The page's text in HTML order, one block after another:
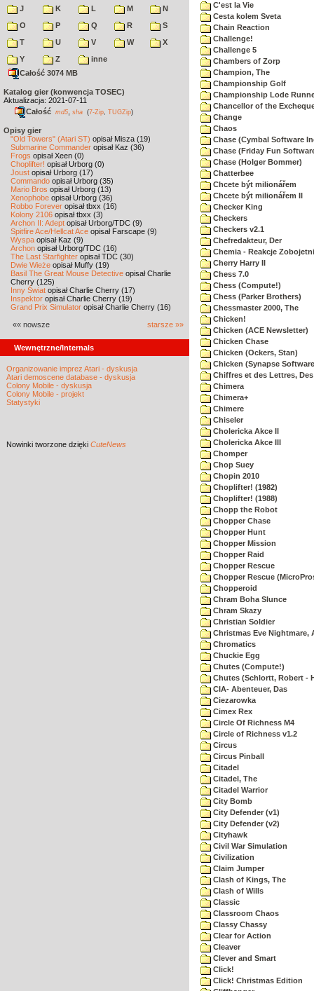
J
K L M
N
O
P Q R
S
T
U V W
X
Y
Z
inne
Całość 3074 MB
Katalog gier (konwencja TOSEC)
Aktualizacja: 2021-07-11
Całość md5 sha (7-Zip TUGZip)
Opisy gier
"Old Towers" (Atari ST) opisał Misza (19)
Submarine Commander opisał Kaz (36)
Frogs opisał Xeen (0)
Choplifter! opisał Urborg (0)
Joust opisał Urborg (17)
Commando opisał Urborg (35)
Mario Bros opisał Urborg (13)
Xenophobe opisał Urborg (36)
Robbo Forever opisał tbxx (16)
Kolony 2106 opisał tbxx (3)
Archon II: Adept opisał Urborg/TDC (9)
Spitfire Ace/Hellcat Ace opisał Farscape (9)
Wyspa opisał Kaz (9)
Archon opisał Urborg/TDC (16)
The Last Starfighter opisał TDC (30)
Dwie Wieże opisał Muffy (19)
Basil The Great Mouse Detective opisał Charlie
Cherry (125)
Inny Świat opisał Charlie Cherry (17)
Inspektor opisał Charlie Cherry (19)
Grand Prix Simulator opisał Charlie Cherry (16)
«« nowsze starsze »»
Wewnętrzne/Internals
Organizowanie imprez Atari - dyskusja
Atari demoscene database - dyskusja
Colony Mobile - dyskusja
Colony Mobile - projekt
Statystyki
Nowinki tworzone dzięki CuteNews
C'est la Vie
Cesta kolem Sveta
Chain Reaction
Challenge!
Challenge 5
Chambers of Zorp
Champion, The
Championship Golf
Championship Lode
Chancellor of the
Change
Chaos
Chase (Cymbal Software
Chase (Friday Fun
Chase (Holger Bommer)
Chatterbee
Chcete být milionářem
Chcete být milionářem II
Checker King
Checkers
Checkers v2.1
Chefredakteur, Der
Chemia - Reakcje
Cherry Harry II
Chess 7.0
Chess (Compute!)
Chess (Parker Brothers)
Chessmaster 2000, The
Chicken!
Chicken (ACE Newsletter)
Chicken Chase
Chicken (Ockers, Stan)
Chicken (Synapse
Chiffres et des Lettres, Des
Chimera
Chimera+
Chimere
Chiseler
Cholericka Akce II
Cholericka Akce III
Chomper
Chop Suey
Chopin 2010
Choplifter! (1982)
Choplifter! (1988)
Chopp the Robot
Chopper Chase
Chopper Hunt
Chopper Mission
Chopper Raid
Chopper Rescue
Chopper Rescue
Chopperoid
Chram Boha Slunce
Chram Skazy
Christian Soldier
Christmas Eve Nightmare,
Chromatics
Chuckie Egg
Chutes (Compute!)
Chutes (Schlortt, Robert -
CIA- Abenteuer, Das
Ciezarowka
Cimex Rex
Circle Of Richness M4
Circle of Richness v1.2
Circus
Circus Pinball
Citadel
Citadel, The
Citadel Warrior
City Bomb
City Defender (v1)
City Defender (v2)
Cityhawk
Civil War Simulation
Civilization
Claim Jumper
Clash of Kings, The
Clash of Wills
Classic
Classroom Chaos
Classy Chassy
Clear for Action
Cleaver
Clever and Smart
Click!
Click! Christmas Edition